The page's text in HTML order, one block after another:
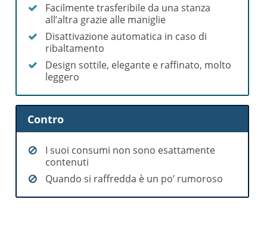
Facilmente trasferibile da una stanza
all’altra grazie alle maniglie
Disattivazione automatica in caso di
ribaltamento
Design sottile, elegante e raffinato, molto
leggero
Contro
I suoi consumi non sono esattamente
contenuti
Quando si raffredda è un po’ rumoroso